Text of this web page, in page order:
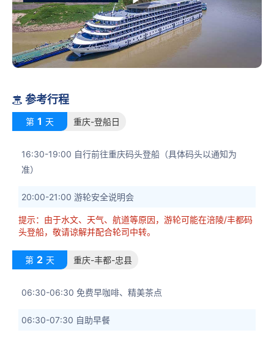
 参考行程
第 1 天 重庆-登船日
16:30-19:00 自行前往重庆码头登船（具体码头以通知为
准）
20:00-21:00 游轮安全说明会
提示：由于水文、天气、航道等原因，游轮可能在涪陵/丰都码
头登船，敬请谅解并配合轮司中转。
第 2 天 重庆-丰都-忠县
06:30-06:30 免费早咖啡、精美茶点
06:30-07:30 自助早餐